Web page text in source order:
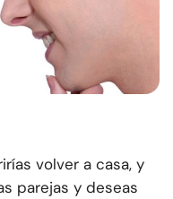
volver a casa, y
parejas y deseas